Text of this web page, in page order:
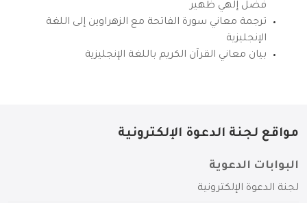
فضل إلهي ظهير
ترجمة معاني سورة الفاتحة مع الزهراوين إلى اللغة
الإنجليزية
بيان معاني القرآن الكريم باللغة الإنجليزية
مواقع لجنة الدعوة الإلكترونية
البوابات الدعوية
لجنة الدعوة الإلكترونية